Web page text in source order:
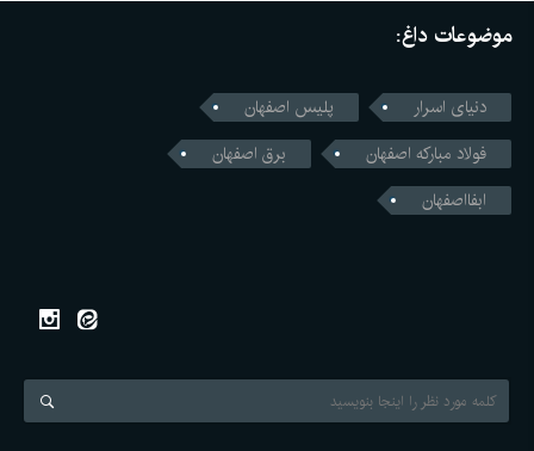
موضوعات داغ:
دنیای اسرار
پلیس اصفهان
فولاد مبارکه اصفهان
برق اصفهان
ابفااصفهان